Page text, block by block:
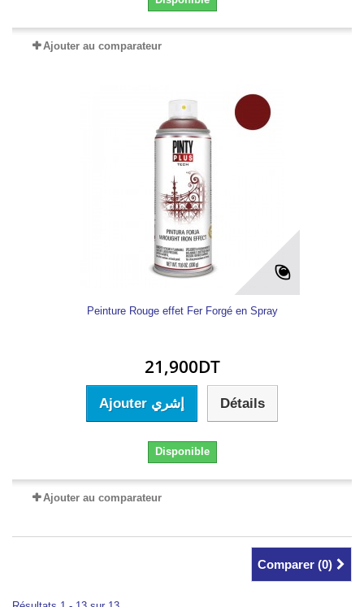
Ajouter au comparateur
Peinture Rouge effet Fer Forgé en Spray
21,900DT
Ajouter إشري Détails
Disponible
Ajouter au comparateur
Comparer (0)